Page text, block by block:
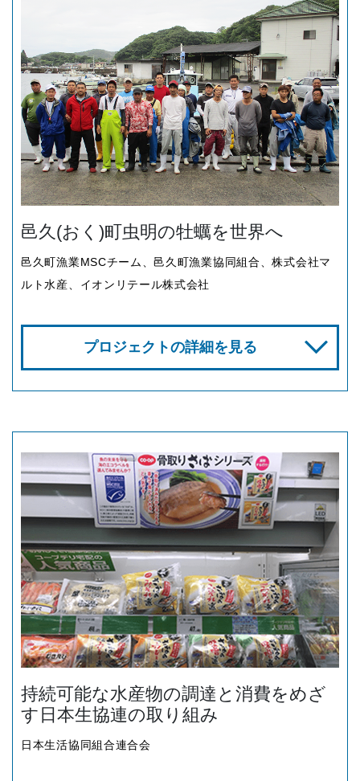
邑久(おく)町虫明の牡蠣を世界へ
邑久町漁業MSCチーム、邑久町漁業協同組合、株式会社マ
ルト水産、イオンリテール株式会社
プロジェクトの詳細を見る
持続可能な水産物の調達と消費をめざ
す日本生協連の取り組み
日本生活協同組合連合会